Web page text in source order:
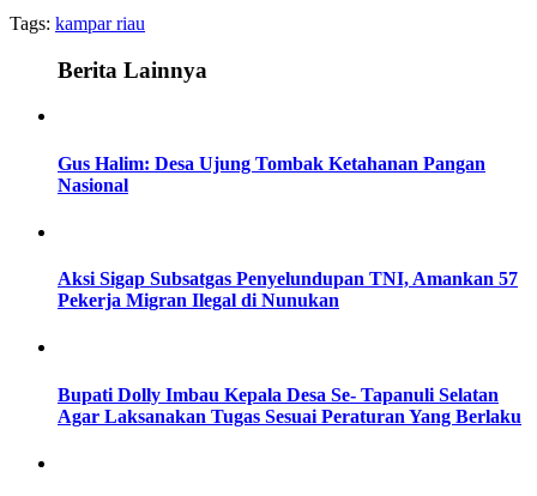
Share
Tags: kampar riau
Berita Lainnya
Gus Halim: Desa Ujung Tombak Ketahanan Pangan
Nasional
Aksi Sigap Subsatgas Penyelundupan TNI, Amankan 57
Pekerja Migran Ilegal di Nunukan
Bupati Dolly Imbau Kepala Desa Se- Tapanuli Selatan
Agar Laksanakan Tugas Sesuai Peraturan Yang Berlaku